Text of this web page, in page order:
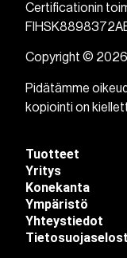
Certificationin
Copyright © 2026
Pidätämme
kopiointi on
Tuotteet
Yritys
Konekanta
Ympäristö
Yhteystiedot